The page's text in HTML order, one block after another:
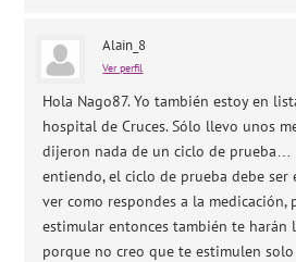
Alain_8
Ver perfil
Hola Nago87. Yo también estoy en
hospital de Cruces. Sólo llevo unos
dijeron nada de un ciclo de prueba…
entiendo, el ciclo de prueba debe ser
ver como respondes a la medicación,
estimular entonces también te harán
porque no creo que te estimulen